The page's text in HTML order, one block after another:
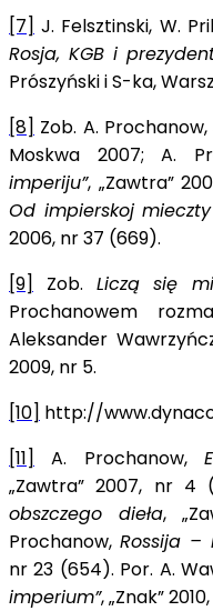
[7] J. Felsztinski, W.
Rosja, KGB i
Prószyński i S-ka,
[8] Zob. A. Prochanow,
Moskwa 2007; A.
imperiju”, „Zawtra”
Od impierskoj
2006, nr 37 (669).
[9]
Zob. Liczą się
Prochanowem
Aleksander
2009, nr 5.
[10] http://
[11]
A. Prochanow,
„Zawtra” 2007, nr 4
obszczego dieła,
Prochanow, Rossija –
nr 23 (654). Por. A.
imperium”, „Znak”